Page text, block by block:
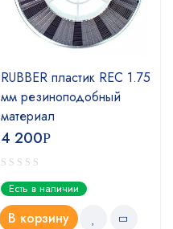
RUBBER пластик REC 1.75
мм резиноподобный
материал
4 200Р
Есть в наличии
В корзину